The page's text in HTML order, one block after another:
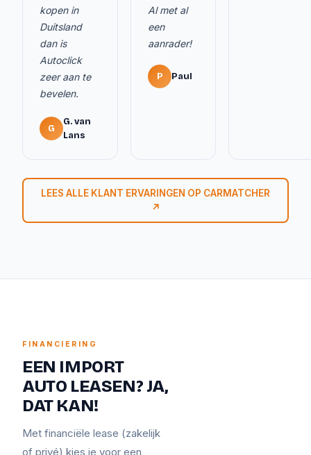
kopen in
Duitsland
dan is
Autoclick
zeer aan te
bevelen.
G
G. van
Lans
Al met al
een
aanrader!
P Paul
LEES ALLE KLANT ERVARINGEN OP CARMATCHER
↗
FINANCIERING
EEN IMPORT
AUTO LEASEN? JA,
DAT KAN!
Met financiële lease (zakelijk
of privé) kies je voor een